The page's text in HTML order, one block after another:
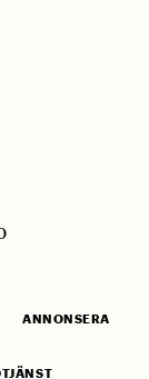
ANNONSERA